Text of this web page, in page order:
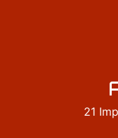
21